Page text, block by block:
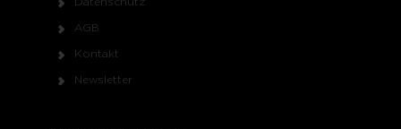
AGB
Kontakt
Newsletter